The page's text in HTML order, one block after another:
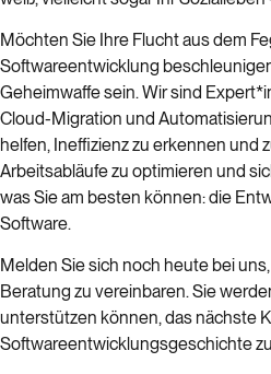
Möchten Sie Ihre Flucht aus dem
Softwareentwicklung
Geheimwaffe sein. Wir sind
Cloud-Migration und
helfen, Ineffizienz zu erkennen und
Arbeitsabläufe zu optimieren und
was Sie am besten können: die
Software.
Melden Sie sich noch heute bei
Beratung zu vereinbaren. Sie
unterstützen können, das nächste
Softwareentwicklungsgeschichte